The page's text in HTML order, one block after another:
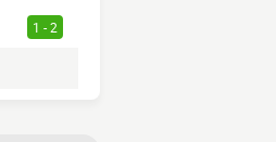
1 - 2